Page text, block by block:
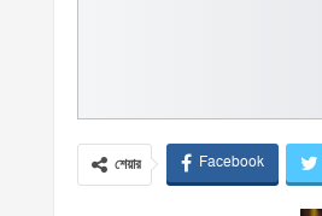
শেয়ার Facebook